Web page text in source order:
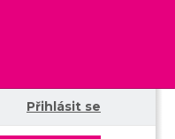
Přihlásit se